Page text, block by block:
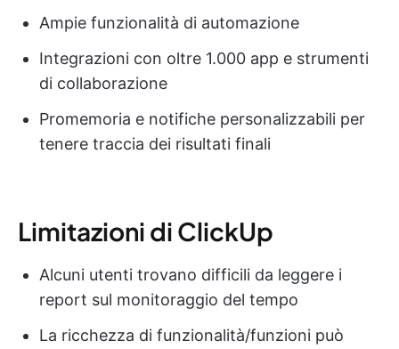
Ampie funzionalità di automazione
Integrazioni con oltre 1.000 app e strumenti
di collaborazione
Promemoria e notifiche personalizzabili per
tenere traccia dei risultati finali
Limitazioni di ClickUp
Alcuni utenti trovano difficili da leggere i
report sul monitoraggio del tempo
La ricchezza di funzionalità/funzioni può